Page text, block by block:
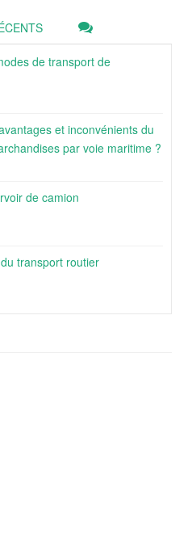
de transport de
et inconvénients du
par voie maritime ?
de camion
transport routier